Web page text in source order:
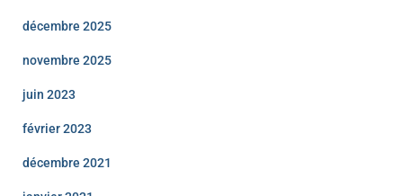
décembre 2025
novembre 2025
juin 2023
février 2023
décembre 2021